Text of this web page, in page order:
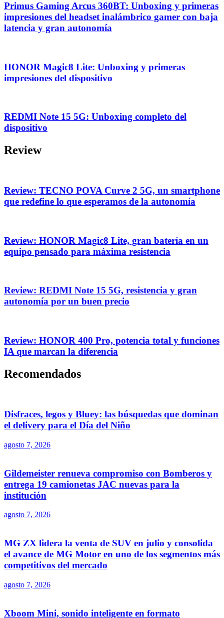
Primus Gaming Arcus 360BT: Unboxing y primeras
impresiones del headset inalámbrico gamer con baja
latencia y gran autonomía
HONOR Magic8 Lite: Unboxing y primeras
impresiones del dispositivo
REDMI Note 15 5G: Unboxing completo del
dispositivo
Review
Review: TECNO POVA Curve 2 5G, un smartphone
que redefine lo que esperamos de la autonomía
Review: HONOR Magic8 Lite, gran batería en un
equipo pensado para máxima resistencia
Review: REDMI Note 15 5G, resistencia y gran
autonomía por un buen precio
Review: HONOR 400 Pro, potencia total y funciones
IA que marcan la diferencia
Recomendados
Disfraces, legos y Bluey: las búsquedas que dominan
el delivery para el Día del Niño
agosto 7, 2026
Gildemeister renueva compromiso con Bomberos y
entrega 19 camionetas JAC nuevas para la
institución
agosto 7, 2026
MG ZX lidera la venta de SUV en julio y consolida
el avance de MG Motor en uno de los segmentos más
competitivos del mercado
agosto 7, 2026
Xboom Mini, sonido inteligente en formato